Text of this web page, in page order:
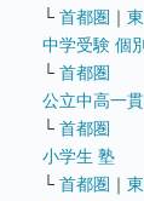
└ 首都圏 ｜
中学受験 個
└ 首都圏
公立中高一
└ 首都圏
小学生 塾
└ 首都圏 ｜